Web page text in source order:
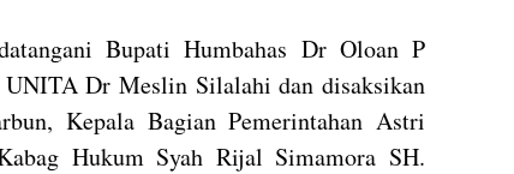
Bupati Humbahas Dr Oloan P
Dr Meslin Silalahi dan disaksikan
Kepala Bagian Pemerintahan Astri
Hukum Syah Rijal Simamora SH.